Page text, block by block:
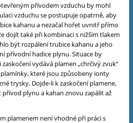
přívodem vzduchu by mohl
vzduchu se postupuje opatrně, aby
kahanu a nezačal hořet uvnitř přímo
dojít také při kombinaci s nižším tlakem
být rozpálení trubice kahanu a jeho
přívodní hadice plynu. Situace by
vydává plamen „chrčivý zvuk“
které jsou způsobeny ionty
trysky. Dojde-li k zaskočení plamene,
plynu a kahan znovu zapálit až
plamenem není vhodné při práci s